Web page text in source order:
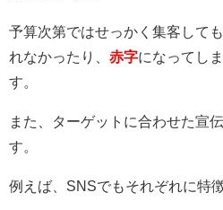
予算次第ではせっかく集客して
れなかったり、 赤字になってし
す。
また、ターゲットに合わせた宣
す。
例えば、SNSでもそれぞれに特